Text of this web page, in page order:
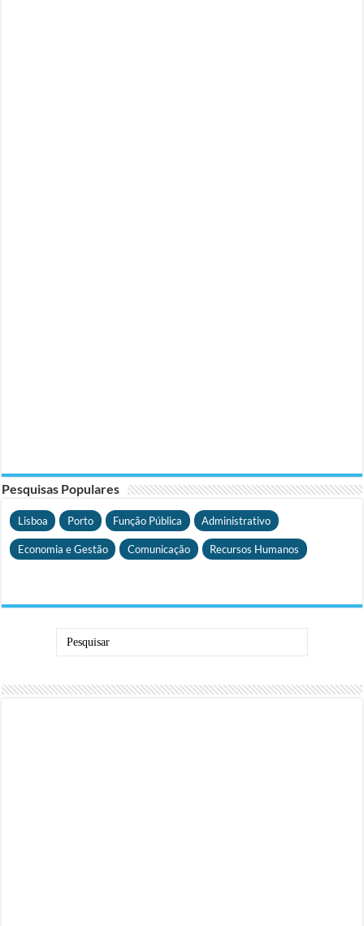
Pesquisas Populares
Lisboa Porto Função Pública Administrativo
Economia e Gestão Comunicação Recursos Humanos